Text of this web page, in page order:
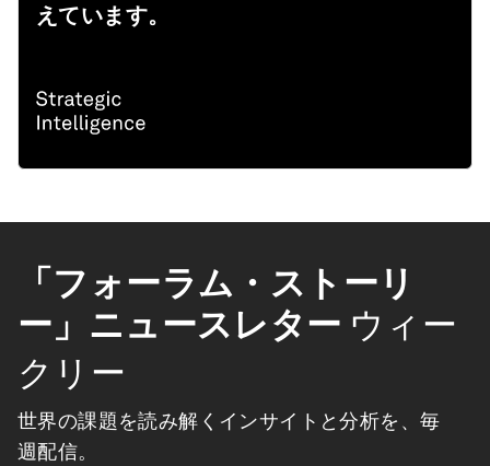
えています。
「フォーラム・ストーリ
ー」ニュースレター ウィー
クリー
世界の課題を読み解くインサイトと分析を、毎
週配信。